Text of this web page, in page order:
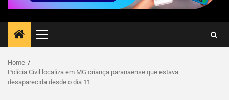
Home
Polícia Civil localiza em MG criança paranaense que estava
desaparecida desde o dia 11